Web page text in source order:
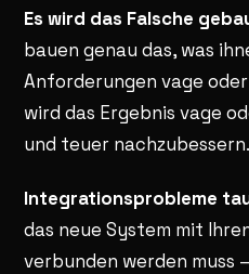
Es wird das Falsche
bauen genau das, was
Anforderungen vage
wird das Ergebnis vage
und teuer nachzubessern.
Integrationsprobleme
das neue System mit
verbunden werden muss